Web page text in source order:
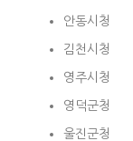
안동시청
김천시청
영주시청
영덕군청
울진군청